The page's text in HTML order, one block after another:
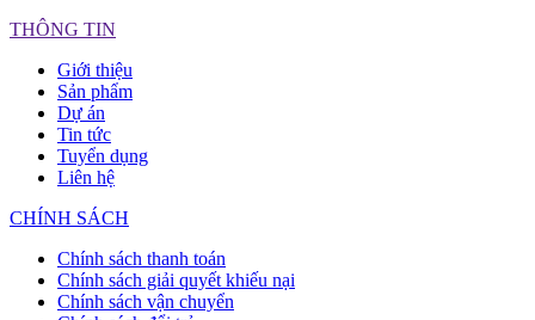
THÔNG TIN
Giới thiệu
Sản phẩm
Dự án
Tin tức
Tuyển dụng
Liên hệ
CHÍNH SÁCH
Chính sách thanh toán
Chính sách giải quyết khiếu nại
Chính sách vận chuyển